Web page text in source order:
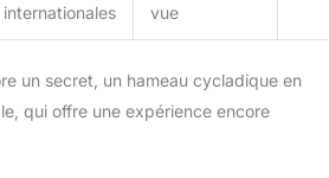
internationales
vue
un secret, un hameau cycladique en
qui offre une expérience encore